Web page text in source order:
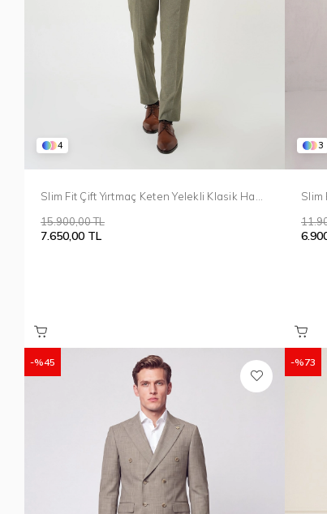
4
Slim Fit Çift Yırtmaç Keten Yelekli Klasik Haki
7.650,00 TL
15.900,00 TL
3
Slim
%45 %73